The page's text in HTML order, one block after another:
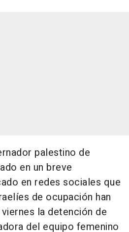
palestino de
en un breve
en redes sociales que
de ocupación han
la detención de
del equipo femenino